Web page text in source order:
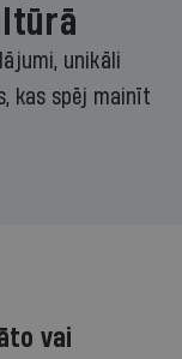
unikāli
kas spēj mainīt
vai